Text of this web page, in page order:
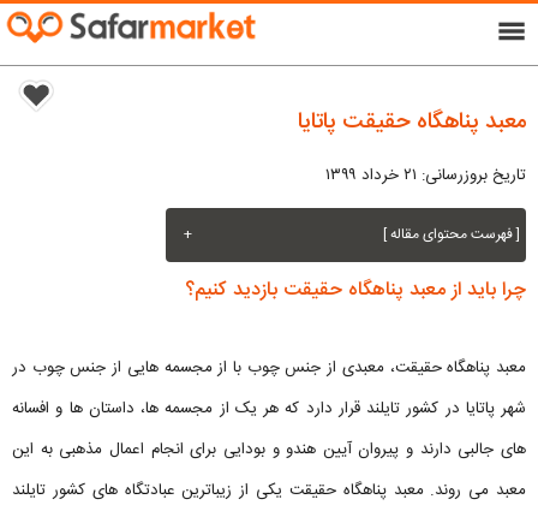
menu
معبد پناهگاه حقیقت پاتایا
تاریخ بروزرسانی: ۲۱ خرداد ۱۳۹۹
[ فهرست محتوای مقاله ] +
چرا باید از معبد پناهگاه حقیقت بازدید کنیم؟
معبد پناهگاه حقیقت، معبدی از جنس چوب با از مجسمه هایی از جنس چوب در
شهر پاتایا در کشور تایلند قرار دارد که هر یک از مجسمه ها، داستان ها و افسانه
های جالبی دارند و پیروان آیین هندو و بودایی برای انجام اعمال مذهبی به این
معبد می روند. معبد پناهگاه حقیقت یکی از زیباترین عبادتگاه های کشور تایلند